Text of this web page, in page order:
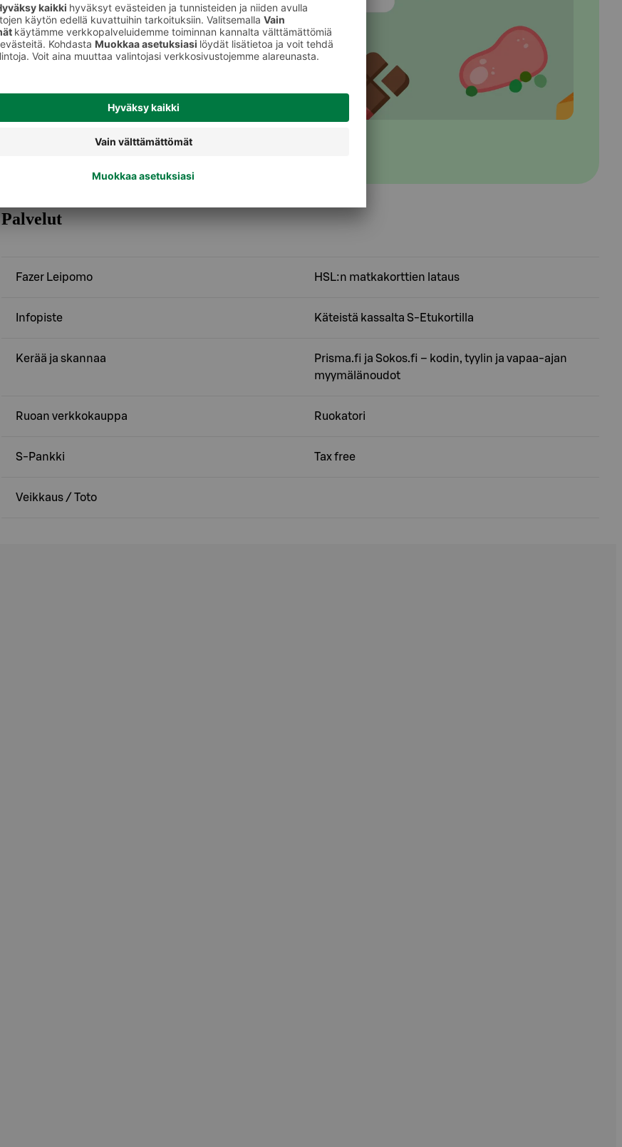
rakentaa ostoslistan kätevästi
sovelluksessa ja jakaa sen
perheenjäsenille täydennettäväksi.
tehdä ostoslistasitäälläja tilata ruoat
kotiin tai noutopisteelle.
Lataa S-ostoslista-sovellus
Palvelut
Fazer Leipomo HSL:n matkakorttien lataus
Infopiste Käteistä kassalta S-Etukortilla
Kerää ja skannaa
Prisma.fi ja Sokos.fi – kodin, tyylin ja vapaa-ajan
myymälänoudot
Ruoan verkkokauppa Ruokatori
S-Pankki Tax free
Veikkaus / Toto